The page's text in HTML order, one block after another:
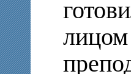
лицом